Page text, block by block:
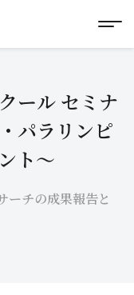
メ
ール セミナ
パラリンピ
ト～
チの成果報告と